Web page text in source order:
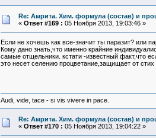
Re: Амрита. Хим. формула (состав) и
« Ответ #169 : 05 Ноября 2013, 19:03:46 »
Если не хочешь как все-значит ты паразит? или
Кому дано знать,что именно крайние
самые отщельники. кстати -известный факт,что
это несет селению процветание,защищает от стих
Audi, vide, tace - si vis vivere in pace.
Re: Амрита. Хим. формула (состав) и
« Ответ #170 : 05 Ноября 2013, 19:04:22 »